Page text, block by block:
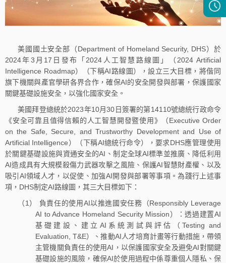
美國國土安全部（Department of Homeland Security, DHS）於
2024年3月17日發布「2024人工智慧路線圖」（2024 Artificial
Intelligence Roadmap）（下稱AI路線圖），設立三大目標，將偕同
旗下機關與產官學研各界合作，確保AI的安全開發與部署，保護國家
關鍵基礎設施安全，以強化國家安全。
美國拜登總統於2023年10月30日簽署的第14110號總統行政命令
《安全可靠且值得信賴的人工智慧開發暨使用》（Executive Order
on the Safe, Secure, and Trustworthy Development and Use of
Artificial Intelligence）（下稱AI總統行命令），要求DHS應管理使用
於關鍵基礎設施與資通安全的AI、制定全球AI標準並推廣、降低利用
AI造成具有大規模殺傷力武器攻擊之風險、保護AI智慧財產權、以及
吸引AI領域人才，以促使、加強AI開發與部署等事項。為踐行上述事
項，DHS制定AI路線圖，其三大目標如下：
（1） 負責任的使用AI以推進國安任務（Responsibly Leverage
AI to Advance Homeland Security Mission）：透過建置AI
基礎建設、建立AI系統測試與評估（Testing and
Evaluation, T&E）、推動AI人才培育計畫等行動措施，帶領
主管機關負責任的使用AI，以保護國家安全及避免AI對關鍵
基礎設施的風險，確保AI於使用過程中係尊重個人隱私、保